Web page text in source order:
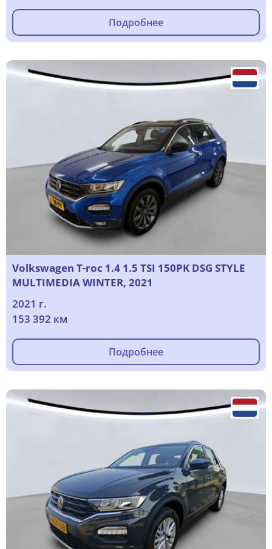
Подробнее
Volkswagen T-roc 1.4 1.5 TSI 150PK DSG STYLE
MULTIMEDIA WINTER, 2021
2021 г.
153 392 км
Подробнее